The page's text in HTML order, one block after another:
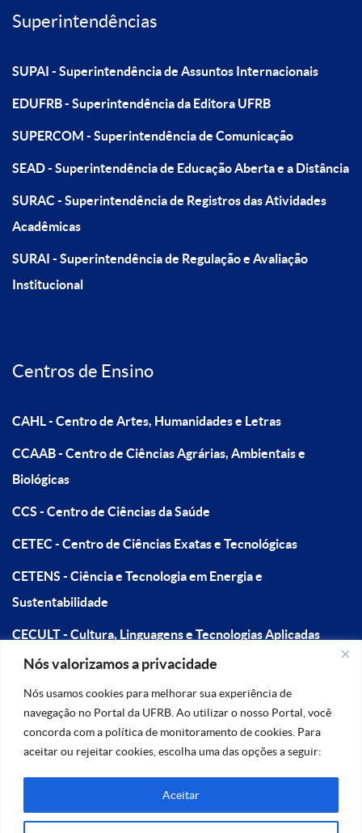
Nós valorizamos a privacidade
Nós usamos cookies para melhorar sua experiência de
navegação no Portal da UFRB. Ao utilizar o nosso Portal, você
concorda com a política de monitoramento de cookies. Para
aceitar ou rejeitar cookies, escolha uma das opções a seguir:
Aceitar
Superintendências
SUPAI - Superintendência de Assuntos Internacionais
EDUFRB - Superintendência da Editora UFRB
SUPERCOM - Superintendência de Comunicação
SEAD - Superintendência de Educação Aberta e a Distância
SURAC - Superintendência de Registros das Atividades
Acadêmicas
SURAI - Superintendência de Regulação e Avaliação
Institucional
Centros de Ensino
CAHL - Centro de Artes, Humanidades e Letras
CCAAB - Centro de Ciências Agrárias, Ambientais e
Biológicas
CCS - Centro de Ciências da Saúde
CETEC - Centro de Ciências Exatas e Tecnológicas
CETENS - Ciência e Tecnologia em Energia e
Sustentabilidade
CECULT - Cultura, Linguagens e Tecnologias Aplicadas
CFP - Centro de Formação de Professores
Na dúvida, fale conosco!